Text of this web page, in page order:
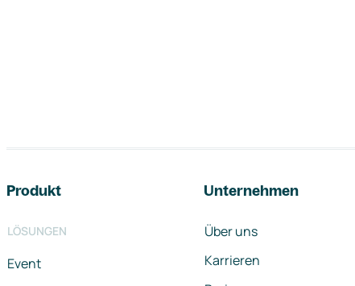
Produkt
LÖSUNGEN
Event
Unternehmen
Über uns
Karrieren